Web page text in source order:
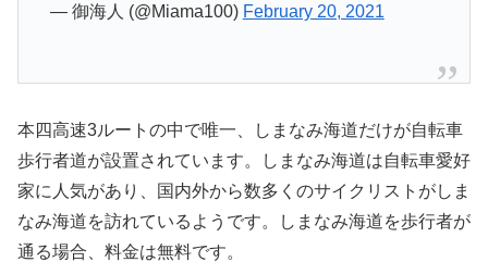
— 御海人 (@Miama100) February 20, 2021
本四高速3ルートの中で唯一、しまなみ海道だけが自転車
歩行者道が設置されています。しまなみ海道は自転車愛好
家に人気があり、国内外から数多くのサイクリストがしま
なみ海道を訪れているようです。しまなみ海道を歩行者が
通る場合、料金は無料です。